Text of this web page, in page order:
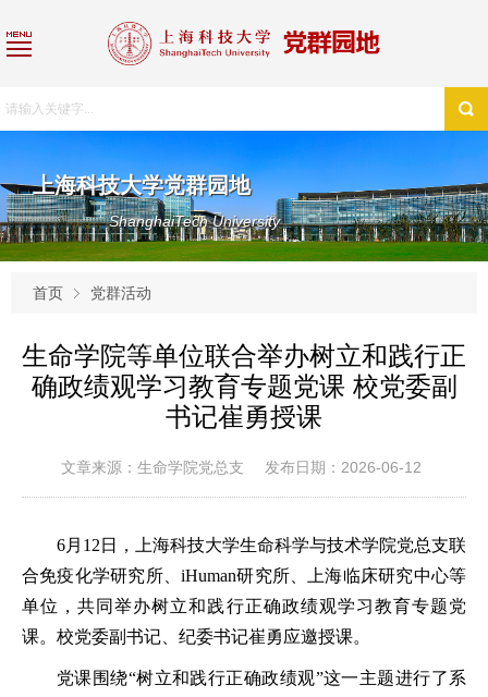
上海科技大学党群园地
ShanghaiTech University
首页 党群活动
生命学院等单位联合举办树立和践行正
确政绩观学习教育专题党课 校党委副
书记崔勇授课
文章来源：生命学院党总支 发布日期：2026-06-12
6月 12 日 ， 上海科技大学生命科学与技术学院党总支联
合免疫化学研究所、iHuman研究所 上海临床研究中心等
单位，共同举办树立和践行正确政绩观学习教育专题党
课。校党委副书记、纪委书记崔勇应邀授课。
党课围绕“树立和践行正确政绩观”这一主题进行了系